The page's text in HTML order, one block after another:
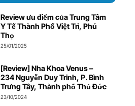
Review ưu điểm của Trung Tâm
Y Tế Thành Phố Việt Trì, Phú
Thọ
25/01/2025
[Review] Nha Khoa Venus –
234 Nguyễn Duy Trinh, P. Bình
Trưng Tây, Thành phố Thủ Đức
23/10/2024